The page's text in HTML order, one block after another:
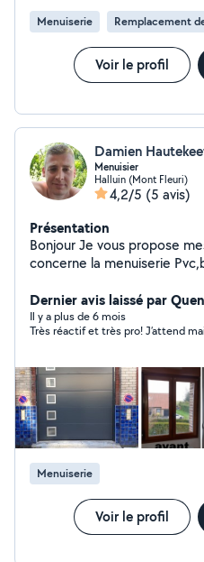
Menuiserie Remplacement
Voir le profil
Damien
Menuisier
Halluin (Mont Fleuri)
4,2/5 (5 avis)
Présentation
Bonjour Je vous propose mes services dans tout ce qui
concerne la menuiserie Pvc,bois,alu Volets roulants
Remplacement de vitrage * Cela comprend Le
dépannage, la
La motorisation Je m'engage a garantir un travail sérieux
Dernier avis laissé par
Il y a plus de 6 mois
Très réactif et très pro! J’attend
Menuiserie
Voir le profil